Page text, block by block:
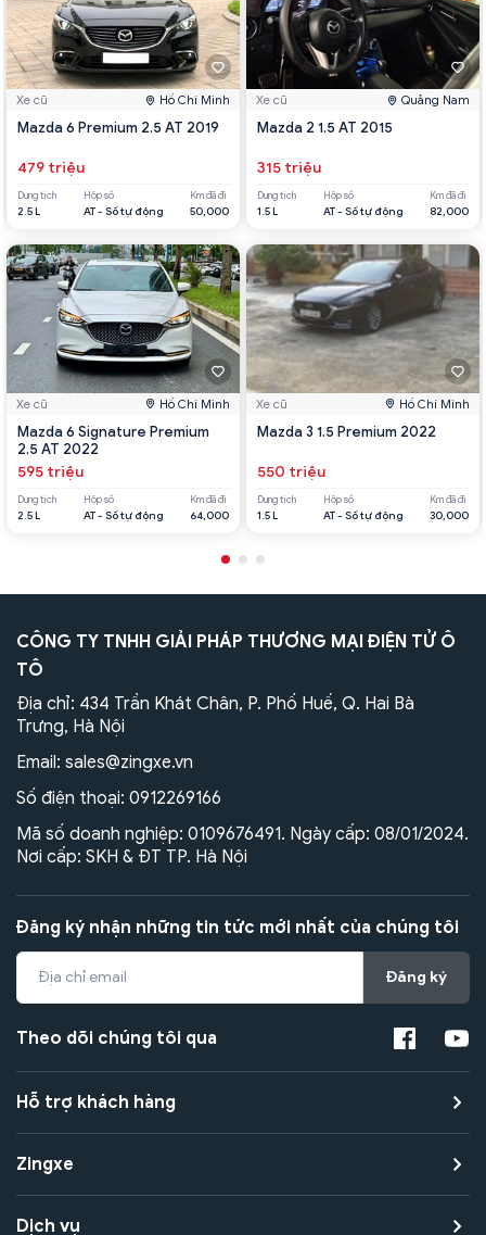
Xe cũ Hồ Chí Minh
Mazda 6 Premium 2.5 AT 2019
479 triệu
Dung tích
2.5 L
Hộp số
AT - Số tự động
Km đã đi
50,000
Xe cũ Hồ Chí Minh
Mazda 6 Signature Premium
2.5 AT 2022
595 triệu
Dung tích
2.5 L
Hộp số
AT - Số tự động
Km đã đi
64,000
Xe cũ Quảng Nam
Mazda 2 1.5 AT 2015
315 triệu
Dung tích
1.5 L
Hộp số
AT - Số tự động
Km đã đi
82,000
Xe cũ Hồ Chí Minh
Mazda 3 1.5 Premium 2022
550 triệu
Dung tích
1.5 L
Hộp số
AT - Số tự động
Km đã đi
30,000
CÔNG TY TNHH GIẢI PHÁP THƯƠNG MẠI ĐIỆN TỬ Ô
TÔ
Địa chỉ: 434 Trần Khát Chân, P. Phố Huế, Q. Hai Bà
Trưng, Hà Nội
Email: sales@zingxe.vn
Số điện thoại: 0912269166
Mã số doanh nghiệp: 0109676491. Ngày cấp: 08/01/2024.
Nơi cấp: SKH & ĐT TP. Hà Nội
Đăng ký nhận những tin tức mới nhất của chúng tôi
Đăng ký
Theo dõi chúng tôi qua
Hỗ trợ khách hàng
Zingxe
Dịch vụ